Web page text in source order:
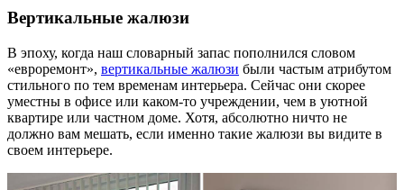
Вертикальные жалюзи
В эпоху, когда наш словарный запас пополнился словом
«евроремонт», вертикальные жалюзи были частым атрибутом
стильного по тем временам интерьера. Сейчас они скорее
уместны в офисе или каком-то учреждении, чем в уютной
квартире или частном доме. Хотя, абсолютно ничто не
должно вам мешать, если именно такие жалюзи вы видите в
своем интерьере.